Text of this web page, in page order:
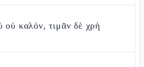
οὐ καλόν, τιμᾶν δὲ χρὴ